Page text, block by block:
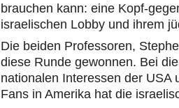
brauchen kann: eine Kopf-
israelischen Lobby und ihrem
Die beiden Professoren,
diese Runde gewonnen. Bei
nationalen Interessen der USA
Fans in Amerika hat die